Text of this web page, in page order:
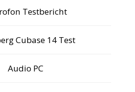
Testbericht
Cubase 14 Test
Audio PC